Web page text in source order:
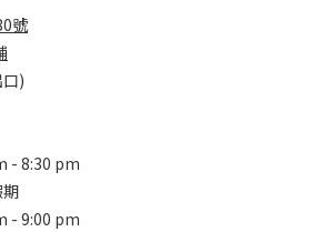
號
)
- 8:30 pm
- 9:00 pm